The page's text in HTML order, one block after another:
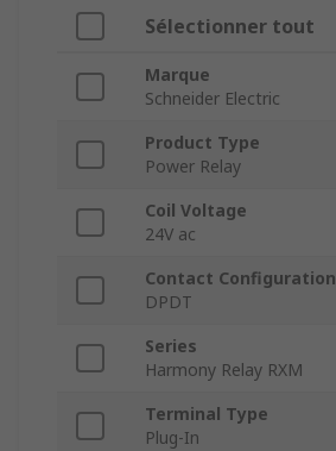
Sélectionner tout
Marque
Schneider Electric
Product Type
Power Relay
Coil Voltage
24V ac
Contact Configuration
DPDT
Series
Harmony Relay RXM
Terminal Type
Plug-In